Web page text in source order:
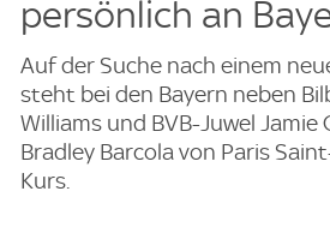
persönlich an
Auf der Suche nach einem
steht bei den Bayern neben
Williams und BVB-Juwel Jamie
Bradley Barcola von Paris
Kurs.